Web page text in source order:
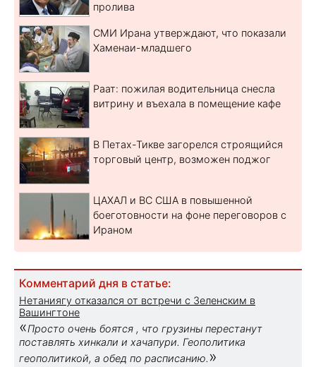
пролива
СМИ Ирана утверждают, что показали
Хаменаи-младшего
Раат: пожилая водительница снесла
витрину и въехала в помещение кафе
В Петах-Тикве загорелся строящийся
торговый центр, возможен поджог
ЦАХАЛ и ВС США в повышенной
боеготовности на фоне переговоров с
Ираном
Комментарий дня в статье:
Нетаниягу отказался от встречи с Зеленским в
Вашингтоне
«Просто очень боятся , что грузины перестанут
поставлять хинкали и хачапури. Геополитика
геополитикой, а обед по расписанию. »